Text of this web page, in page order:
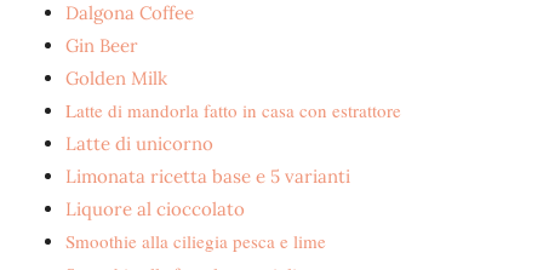
Dalgona Coffee
Gin Beer
Golden Milk
Latte di mandorla fatto in casa con estrattore
Latte di unicorno
Limonata ricetta base e 5 varianti
Liquore al cioccolato
Smoothie alla ciliegia pesca e lime